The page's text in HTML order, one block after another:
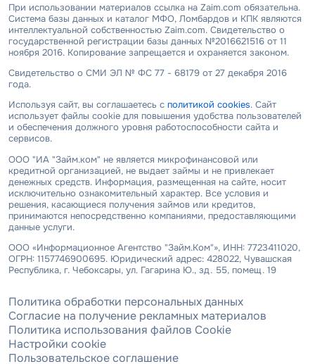
При использовании материалов ссылка на Zaim.com обязательна.
Система базы данных и каталог МФО, Ломбардов и КПК являются
интеллектуальной собственностью Zaim.com. Свидетельство о
государственной регистрации базы данных №2016621516 от 11
ноября 2016. Копирование запрещается и охраняется законом.
Свидетельство о СМИ ЭЛ № ФС 77 - 68179 от 27 декабря 2016
года.
Используя сайт, вы соглашаетесь с политикой cookies. Сайт
использует файлы cookie для повышения удобства пользователей
и обеспечения должного уровня работоспособности сайта и
сервисов.
ООО "ИА "Займ.ком" не является микрофинансовой или
кредитной организацией, не выдает займы и не привлекает
денежных средств. Информация, размещенная на сайте, носит
исключительно ознакомительный характер. Все условия и
решения, касающиеся получения займов или кредитов,
принимаются непосредственно компаниями, предоставляющими
данные услуги.
ООО «Информационное Агентство "Займ.Ком"», ИНН: 7723411020,
ОГРН: 1157746900695. Юридический адрес: 428022, Чувашская
Республика, г. Чебоксары, ул. Гагарина Ю., зд. 55, помещ. 19
Политика обработки персональных данных
Согласие на получение рекламных материалов
Политика использования файлов Cookie
Настройки cookie
Пользовательское соглашение